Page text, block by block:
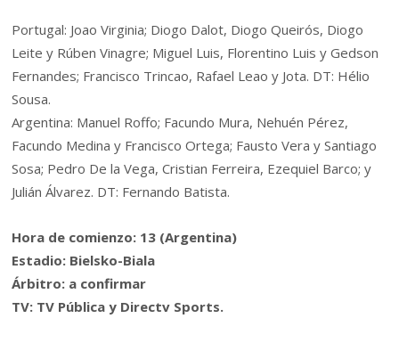
Portugal: Joao Virginia; Diogo Dalot, Diogo Queirós, Diogo
Leite y Rúben Vinagre; Miguel Luis, Florentino Luis y Gedson
Fernandes; Francisco Trincao, Rafael Leao y Jota. DT: Hélio
Sousa.
Argentina: Manuel Roffo; Facundo Mura, Nehuén Pérez,
Facundo Medina y Francisco Ortega; Fausto Vera y Santiago
Sosa; Pedro De la Vega, Cristian Ferreira, Ezequiel Barco; y
Julián Álvarez. DT: Fernando Batista.
Hora de comienzo: 13 (Argentina)
Estadio: Bielsko-Biala
Árbitro: a confirmar
TV: TV Pública y Directv Sports.